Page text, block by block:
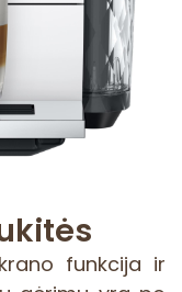
funkcija ir